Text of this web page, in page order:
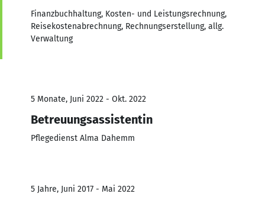
Finanzbuchhaltung, Kosten- und Leistungsrechnung,
Reisekostenabrechnung, Rechnungserstellung, allg.
Verwaltung
5 Monate, Juni 2022 - Okt. 2022
Betreuungsassistentin
Pflegedienst Alma Dahemm
5 Jahre, Juni 2017 - Mai 2022